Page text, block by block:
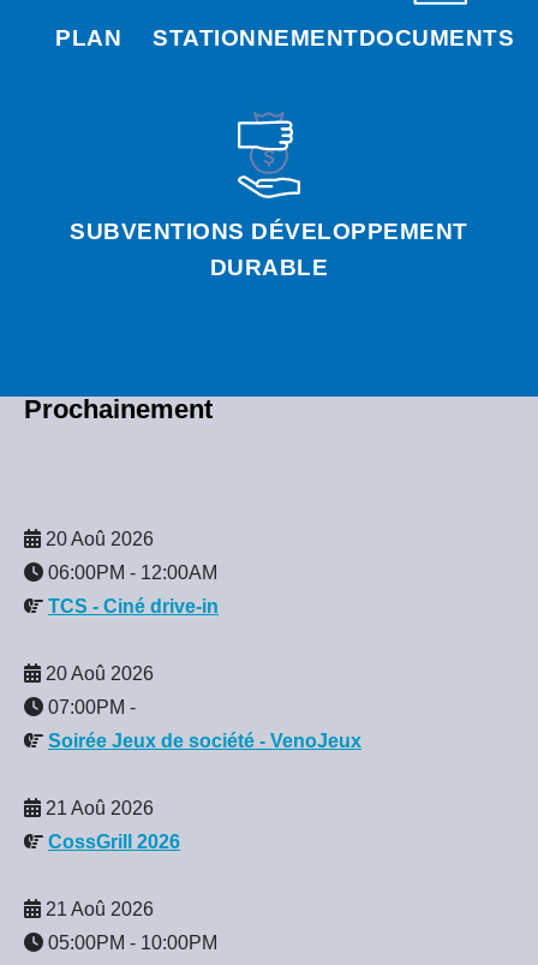
PLAN STATIONNEMENTDOCUMENTS
SUBVENTIONS DÉVELOPPEMENT
DURABLE
Prochainement
20 Aoû 2026
06:00PM - 12:00AM
TCS - Ciné drive-in
20 Aoû 2026
07:00PM -
Soirée Jeux de société - VenoJeux
21 Aoû 2026
CossGrill 2026
21 Aoû 2026
05:00PM - 10:00PM